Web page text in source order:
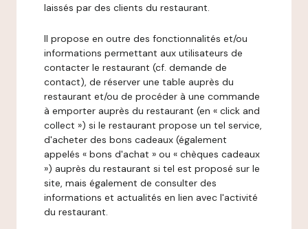
laissés par des clients du restaurant.
Il propose en outre des fonctionnalités et/ou
informations permettant aux utilisateurs de
contacter le restaurant (cf. demande de
contact), de réserver une table auprès du
restaurant et/ou de procéder à une commande
à emporter auprès du restaurant (en « click and
collect ») si le restaurant propose un tel service,
d'acheter des bons cadeaux (également
appelés « bons d'achat » ou « chèques cadeaux
») auprès du restaurant si tel est proposé sur le
site, mais également de consulter des
informations et actualités en lien avec l'activité
du restaurant.